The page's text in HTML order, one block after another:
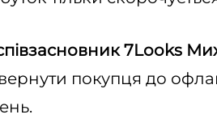
7Looks
покупця до